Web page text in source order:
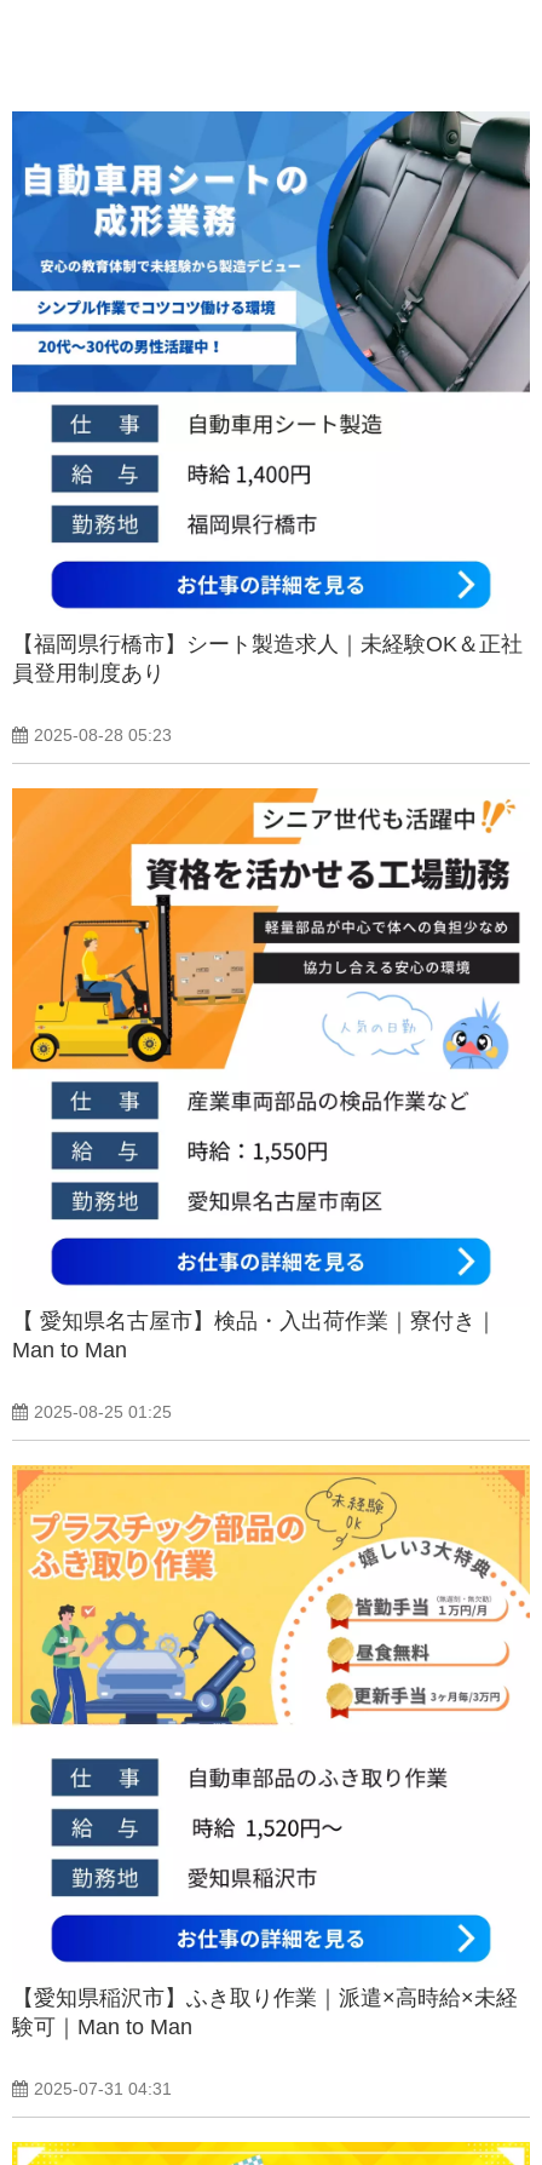
【福岡県行橋市】シート製造求人｜未経験OK＆正社
員登用制度あり
2025-08-28 05:23
【 愛知県名古屋市】検品・入出荷作業｜寮付き｜
Man to Man
2025-08-25 01:25
【愛知県稲沢市】ふき取り作業｜派遣×高時給×未経
験可｜Man to Man
2025-07-31 04:31